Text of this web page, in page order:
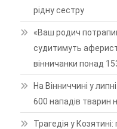
рідну сестру
«Ваш родич
судитимуть
вінничанки понад
На Вінниччині у
600 нападів тварин
Трагедія у